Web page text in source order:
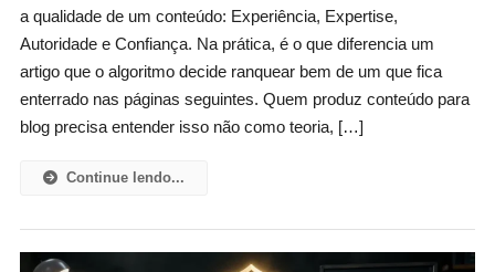
a qualidade de um conteúdo: Experiência, Expertise,
Autoridade e Confiança. Na prática, é o que diferencia um
artigo que o algoritmo decide ranquear bem de um que fica
enterrado nas páginas seguintes. Quem produz conteúdo para
blog precisa entender isso não como teoria, […]
Continue lendo...